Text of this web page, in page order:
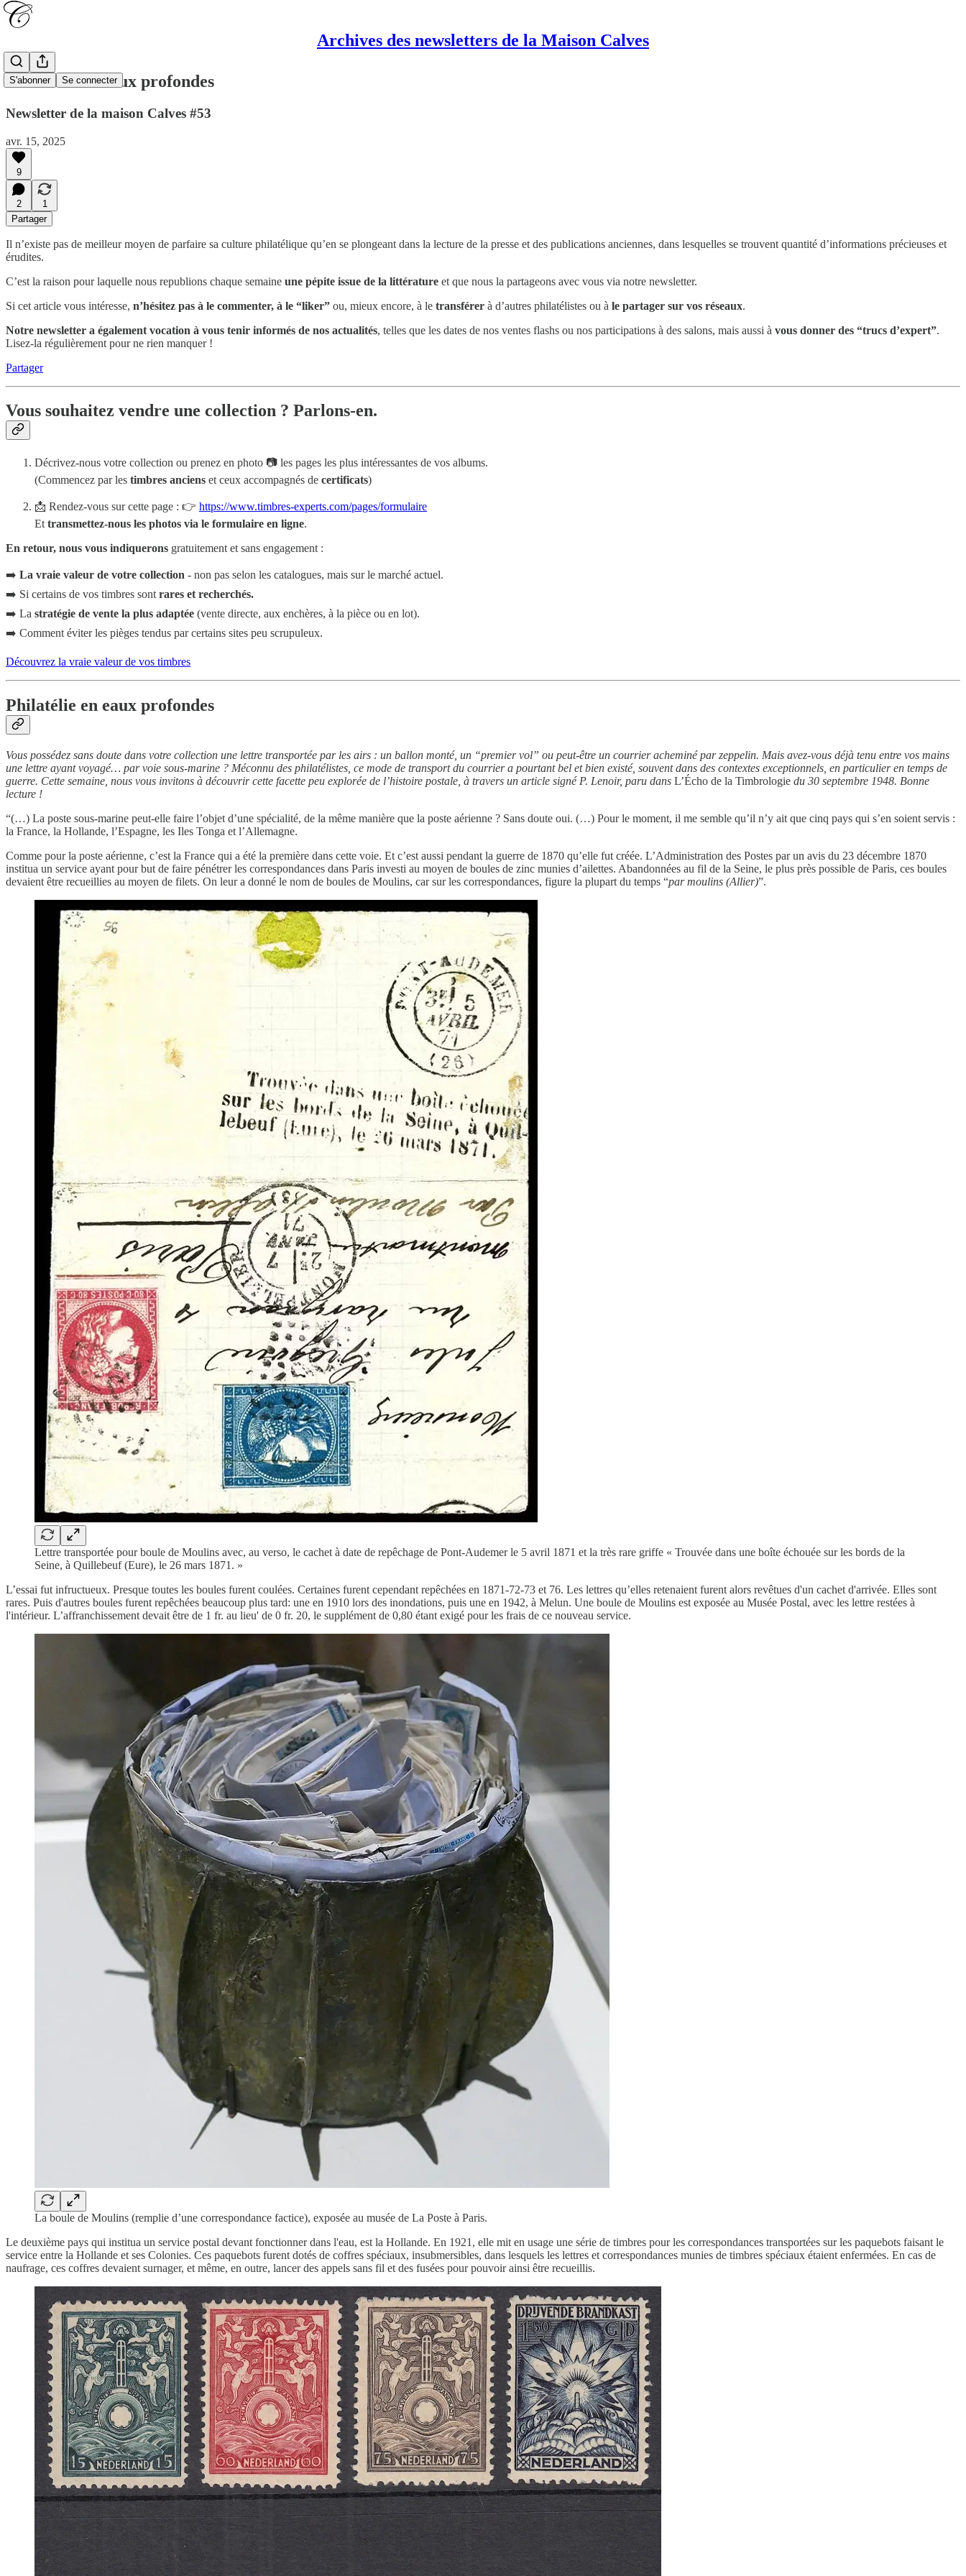
Archives des newsletters de la Maison Calves
S'abonner Se connecter
Philatélie en eaux profondes
Newsletter de la maison Calves #53
avr. 15, 2025
9
2
1
Partager
Il n’existe pas de meilleur moyen de parfaire sa culture philatélique qu’en se plongeant dans la lecture de la presse et des publications anciennes, dans lesquelles se trouvent quantité d’informations précieuses et
érudites.
C’est la raison pour laquelle nous republions chaque semaine une pépite issue de la littérature et que nous la partageons avec vous via notre newsletter.
Si cet article vous intéresse, n’hésitez pas à le commenter, à le “liker” ou, mieux encore, à le transférer à d’autres philatélistes ou à le partager sur vos réseaux.
Notre newsletter a également vocation à vous tenir informés de nos actualités, telles que les dates de nos ventes flashs ou nos participations à des salons, mais aussi à vous donner des “trucs d’expert”.
Lisez-la régulièrement pour ne rien manquer !
Partager
Vous souhaitez vendre une collection ? Parlons-en.
Décrivez-nous votre collection ou prenez en photo 📷 les pages les plus intéressantes de vos albums.
(Commencez par les timbres anciens et ceux accompagnés de certificats)
📩 Rendez-vous sur cette page : 👉 https://www.timbres-experts.com/pages/formulaire
Et transmettez-nous les photos via le formulaire en ligne.
En retour, nous vous indiquerons gratuitement et sans engagement :
➡️ La vraie valeur de votre collection - non pas selon les catalogues, mais sur le marché actuel.
➡️ Si certains de vos timbres sont rares et recherchés.
➡️ La stratégie de vente la plus adaptée (vente directe, aux enchères, à la pièce ou en lot).
➡️ Comment éviter les pièges tendus par certains sites peu scrupuleux.
Découvrez la vraie valeur de vos timbres
Philatélie en eaux profondes
Vous possédez sans doute dans votre collection une lettre transportée par les airs : un ballon monté, un “premier vol” ou peut-être un courrier acheminé par zeppelin. Mais avez-vous déjà tenu entre vos mains
une lettre ayant voyagé… par voie sous-marine ? Méconnu des philatélistes, ce mode de transport du courrier a pourtant bel et bien existé, souvent dans des contextes exceptionnels, en particulier en temps de
guerre. Cette semaine, nous vous invitons à découvrir cette facette peu explorée de l’histoire postale, à travers un article signé P. Lenoir, paru dans L’Écho de la Timbrologie du 30 septembre 1948. Bonne
lecture !
“(…) La poste sous-marine peut-elle faire l’objet d’une spécialité, de la même manière que la poste aérienne ? Sans doute oui. (…) Pour le moment, il me semble qu’il n’y ait que cinq pays qui s’en soient servis :
la France, la Hollande, l’Espagne, les Iles Tonga et l’Allemagne.
Comme pour la poste aérienne, c’est la France qui a été la première dans cette voie. Et c’est aussi pendant la guerre de 1870 qu’elle fut créée. L’Administration des Postes par un avis du 23 décembre 1870
institua un service ayant pour but de faire pénétrer les correspondances dans Paris investi au moyen de boules de zinc munies d’ailettes. Abandonnées au fil de la Seine, le plus près possible de Paris, ces boules
devaient être recueillies au moyen de filets. On leur a donné le nom de boules de Moulins, car sur les correspondances, figure la plupart du temps “par moulins (Allier)”.
Lettre transportée pour boule de Moulins avec, au verso, le cachet à date de repêchage de Pont-Audemer le 5 avril 1871 et la très rare griffe « Trouvée dans une boîte échouée sur les bords de la
Seine, à Quillebeuf (Eure), le 26 mars 1871. »
L’essai fut infructueux. Presque toutes les boules furent coulées. Certaines furent cependant repêchées en 1871-72-73 et 76. Les lettres qu’elles retenaient furent alors revêtues d'un cachet d'arrivée. Elles sont
rares. Puis d'autres boules furent repêchées beaucoup plus tard: une en 1910 lors des inondations, puis une en 1942, à Melun. Une boule de Moulins est exposée au Musée Postal, avec les lettre restées à
l'intérieur. L’affranchissement devait être de 1 fr. au lieu' de 0 fr. 20, le supplément de 0,80 étant exigé pour les frais de ce nouveau service.
La boule de Moulins (remplie d’une correspondance factice), exposée au musée de La Poste à Paris.
Le deuxième pays qui institua un service postal devant fonctionner dans l'eau, est la Hollande. En 1921, elle mit en usage une série de timbres pour les correspondances transportées sur les paquebots faisant le
service entre la Hollande et ses Colonies. Ces paquebots furent dotés de coffres spéciaux, insubmersibles, dans lesquels les lettres et correspondances munies de timbres spéciaux étaient enfermées. En cas de
naufrage, ces coffres devaient surnager, et même, en outre, lancer des appels sans fil et des fusées pour pouvoir ainsi être recueillis.